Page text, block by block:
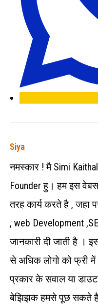
Siya
नमस्कार ! मै Simi
Founder हु। हम इस
तरह कार्य करते है , जहा
, web Development
जानकारी दी जाती है ।
से अधिक लोगो को फ्री में
प्रकार के सवाल या
बेझिझक हमसे पूछ सकते